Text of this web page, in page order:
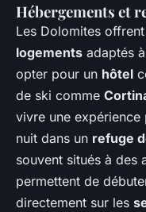
Hébergements et
Les Dolomites
logements adaptés
opter pour un hôtel
de ski comme
vivre une expérience
nuit dans un refuge
souvent situés à des
permettent de
directement sur les